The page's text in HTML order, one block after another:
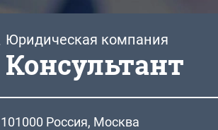
Юридическая компания
Консультант
101000 Россия, Москва